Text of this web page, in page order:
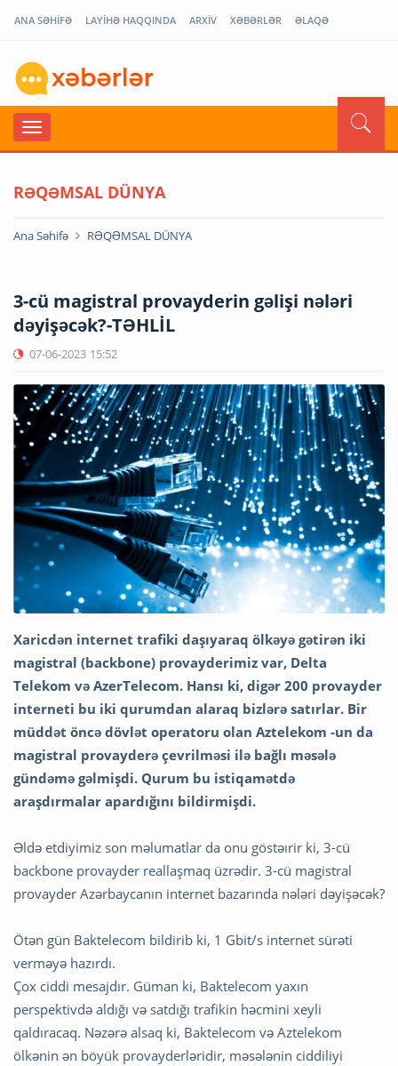
ANA SƏHİFƏ LAYİHƏ HAQQINDA ARXİV XƏBƏRLƏR ƏLAQƏ
RƏQƏMSAL DÜNYA
Ana Səhifə RƏQƏMSAL DÜNYA
3-cü magistral provayderin gəlişi nələri
dəyişəcək?-TƏHLİL
07-06-2023 15:52
Xaricdən internet trafiki daşıyaraq ölkəyə gətirən iki
magistral (backbone) provayderimiz var, Delta
Telekom və AzerTelecom. Hansı ki, digər 200 provayder
interneti bu iki qurumdan alaraq bizlərə satırlar. Bir
müddət öncə dövlət operatoru olan Aztelekom -un da
magistral provayderə çevrilməsi ilə bağlı məsələ
gündəmə gəlmişdi. Qurum bu istiqamətdə
araşdırmalar apardığını bildirmişdi.
Əldə etdiyimiz son məlumatlar da onu göstəırir ki, 3-cü
backbone provayder reallaşmaq üzrədir. 3-cü magistral
provayder Azərbaycanın internet bazarında nələri dəyişəcək?
Ötən gün Baktelecom bildirib ki, 1 Gbit/s internet sürəti
verməyə hazırdı.
Çox ciddi mesajdır. Güman ki, Baktelecom yaxın
perspektivdə aldığı və satdığı trafikin həcmini xeyli
qaldıracaq. Nəzərə alsaq ki, Baktelecom və Aztelekom
ölkənin ən böyük provayderləridir, məsələnin ciddiliyi